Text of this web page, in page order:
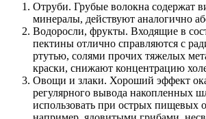
Отруби. Грубые волокна содержат
минералы, действуют аналогично
Водоросли, фрукты. Входящие в
пектины отлично справляются с
ртутью, солями прочих тяжелых
краски, снижают концентрацию
Овощи и злаки. Хороший эффект
регулярного вывода накопленных
использовать при острых пищевых